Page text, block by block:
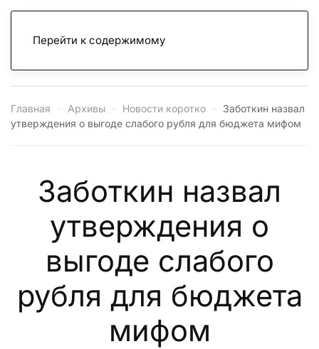
Перейти к содержимому
Главная Архивы Новости коротко
Заботкин назвал
утверждения о выгоде слабого рубля для бюджета мифом
Заботкин назвал
утверждения о
выгоде слабого
рубля для бюджета
мифом